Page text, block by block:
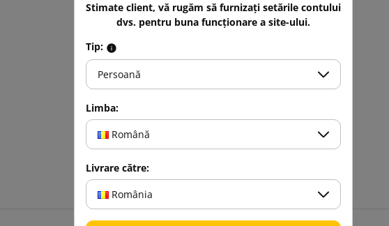
Stimate client, vă rugăm să furnizați setările contului
dvs. pentru buna funcționare a site-ului.
Tip:
Persoană
Limba:
Română
Livrare către:
România